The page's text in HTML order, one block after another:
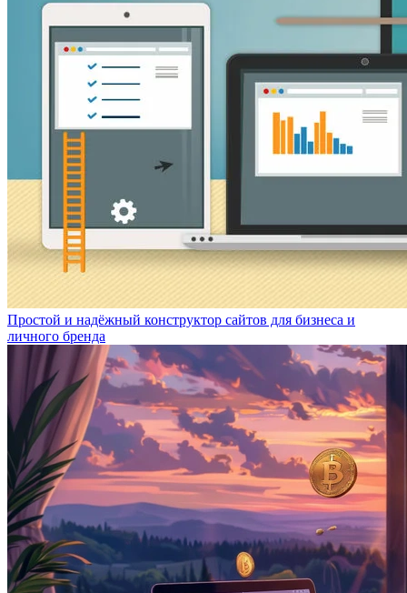
Простой и надёжный конструктор сайтов для бизнеса и
личного бренда